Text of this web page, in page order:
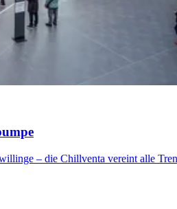
– die Chillventa vereint alle